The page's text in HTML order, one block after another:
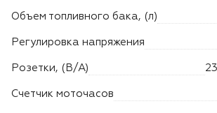
Объем топливного бака, (л)
Регулировка напряжения
Розетки, (В/А)
Счетчик моточасов